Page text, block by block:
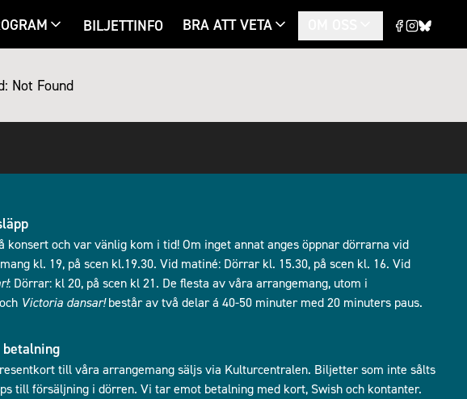
BILJETTINFO BRA ATT VETA
Not Found
konsert och var vänlig kom i tid! Om inget annat anges öppnar dörrarna vid
kl. 19, på scen kl.19.30. Vid matiné: Dörrar kl. 15.30, på scen kl. 16. Vid
: Dörrar: kl 20, på scen kl 21. De flesta av våra arrangemang, utom i
Victoria dansar!består av två delar á 40-50 minuter med 20 minuters paus.
till våra arrangemang säljs via Kulturcentralen. Biljetter som inte sålts
till försäljning i dörren. Vi tar emot betalning med kort, Swish och kontanter.